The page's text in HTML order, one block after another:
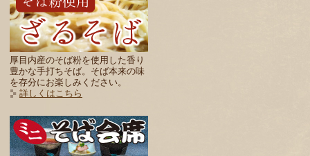
厚目内産のそば粉を使用した香り
豊かな手打ちそば。そば本来の味
を存分にお楽しみください。
詳しくはこちら